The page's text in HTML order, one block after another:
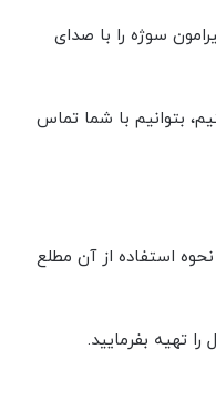
سوژه را با صدای
بتوانیم با شما تماس
استفاده از آن مطلع
تهیه بفرمایید.